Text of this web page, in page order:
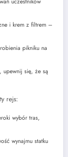
i krem z filtrem –
pikniku na
upewnij się, że są
rejs:
wybór tras,
wynajmu statku